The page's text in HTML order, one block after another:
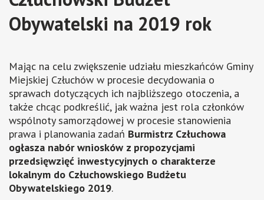
Obywatelski na 2019 rok
Mając na celu zwiększenie udziału mieszkańców Gminy
Miejskiej Człuchów w procesie decydowania o
sprawach dotyczących ich najbliższego otoczenia, a
także chcąc podkreślić, jak ważna jest rola członków
wspólnoty samorządowej w procesie stanowienia
prawa i planowania zadań Burmistrz Człuchowa
ogłasza nabór wniosków z propozycjami
przedsięwzięć inwestycyjnych o charakterze
lokalnym do Człuchowskiego Budżetu
Obywatelskiego 2019.